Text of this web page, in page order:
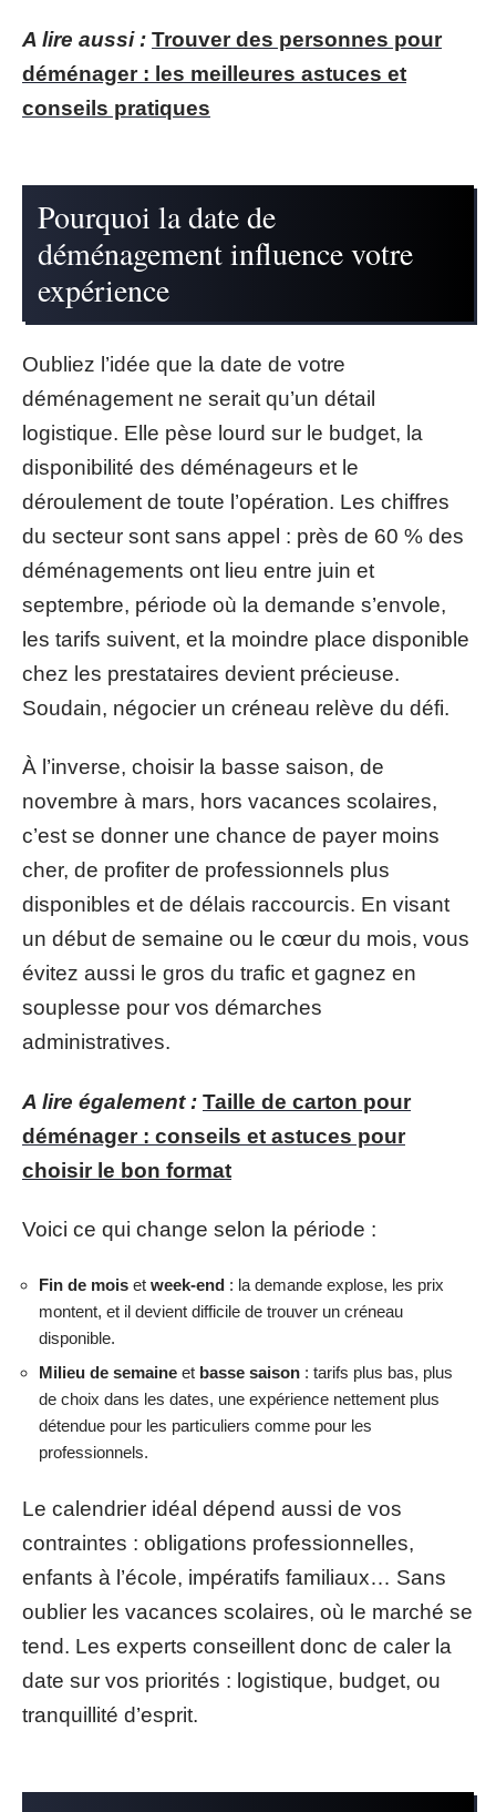
A lire aussi : Trouver des personnes pour
déménager : les meilleures astuces et
conseils pratiques
Pourquoi la date de
déménagement influence votre
expérience
Oubliez l’idée que la date de votre
déménagement ne serait qu’un détail
logistique. Elle pèse lourd sur le budget, la
disponibilité des déménageurs et le
déroulement de toute l’opération. Les chiffres
du secteur sont sans appel : près de 60 % des
déménagements ont lieu entre juin et
septembre, période où la demande s’envole,
les tarifs suivent, et la moindre place disponible
chez les prestataires devient précieuse.
Soudain, négocier un créneau relève du défi.
À l’inverse, choisir la basse saison, de
novembre à mars, hors vacances scolaires,
c’est se donner une chance de payer moins
cher, de profiter de professionnels plus
disponibles et de délais raccourcis. En visant
un début de semaine ou le cœur du mois, vous
évitez aussi le gros du trafic et gagnez en
souplesse pour vos démarches
administratives.
A lire également : Taille de carton pour
déménager : conseils et astuces pour
choisir le bon format
Voici ce qui change selon la période :
Fin de mois et week-end : la demande explose, les prix
montent, et il devient difficile de trouver un créneau
disponible.
Milieu de semaine et basse saison : tarifs plus bas, plus
de choix dans les dates, une expérience nettement plus
détendue pour les particuliers comme pour les
professionnels.
Le calendrier idéal dépend aussi de vos
contraintes : obligations professionnelles,
enfants à l’école, impératifs familiaux… Sans
oublier les vacances scolaires, où le marché se
tend. Les experts conseillent donc de caler la
date sur vos priorités : logistique, budget, ou
tranquillité d’esprit.